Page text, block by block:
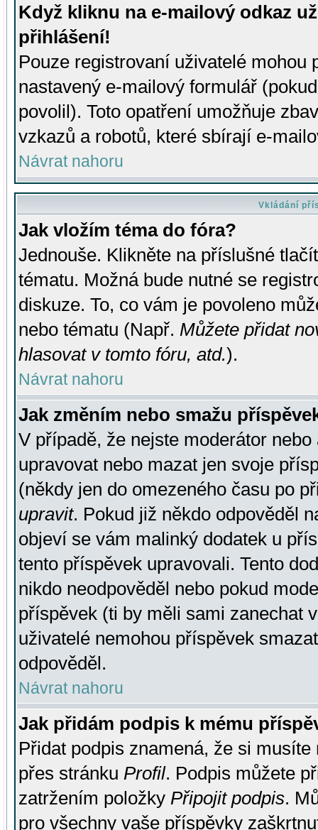
Když kliknu na e-mailový odkaz
přihlášení!
Pouze registrovaní uživatelé mohou
nastavený e-mailový formulář
povolil). Toto opatření umožňuje
vzkazů a robotů, které sbírají e-
Návrat nahoru
Vkládání
Jak vložím téma do fóra?
Jednouše. Klikněte na příslušné
tématu. Možná bude nutné se
diskuze. To, co vám je povoleno
nebo tématu (Např. Můžete přidat
hlasovat v tomto fóru, atd.).
Návrat nahoru
Jak změním nebo smažu
V případě, že nejste moderátor
upravovat nebo mazat jen svoje
(někdy jen do omezeného času po
upravit. Pokud již někdo odpověděl
objeví se vám malinký dodatek u
tento příspěvek upravovali. Tento
nikdo neodpověděl nebo pokud
příspěvek (ti by měli sami zanechat
uživatelé nemohou příspěvek
odpověděl.
Návrat nahoru
Jak přidám podpis k mému
Přidat podpis znamená, že si
přes stránku Profil. Podpis můžete
zatržením položky Připojit podpis.
pro všechny vaše příspěvky